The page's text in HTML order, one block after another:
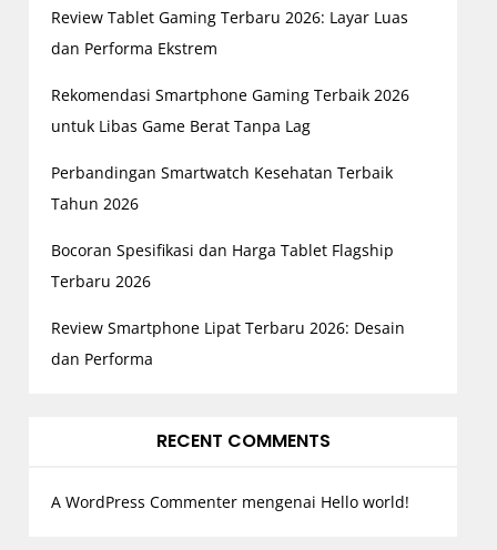
Review Tablet Gaming Terbaru 2026: Layar Luas
dan Performa Ekstrem
Rekomendasi Smartphone Gaming Terbaik 2026
untuk Libas Game Berat Tanpa Lag
Perbandingan Smartwatch Kesehatan Terbaik
Tahun 2026
Bocoran Spesifikasi dan Harga Tablet Flagship
Terbaru 2026
Review Smartphone Lipat Terbaru 2026: Desain
dan Performa
RECENT COMMENTS
A WordPress Commentermengenai Hello world!